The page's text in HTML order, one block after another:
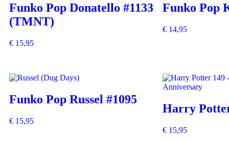
Funko Pop Donatello #1133
(TMNT)
€ 15,95
Funko Pop
€ 14,95
Funko Pop Russel #1095
€ 15,95
Harry
€ 15,95